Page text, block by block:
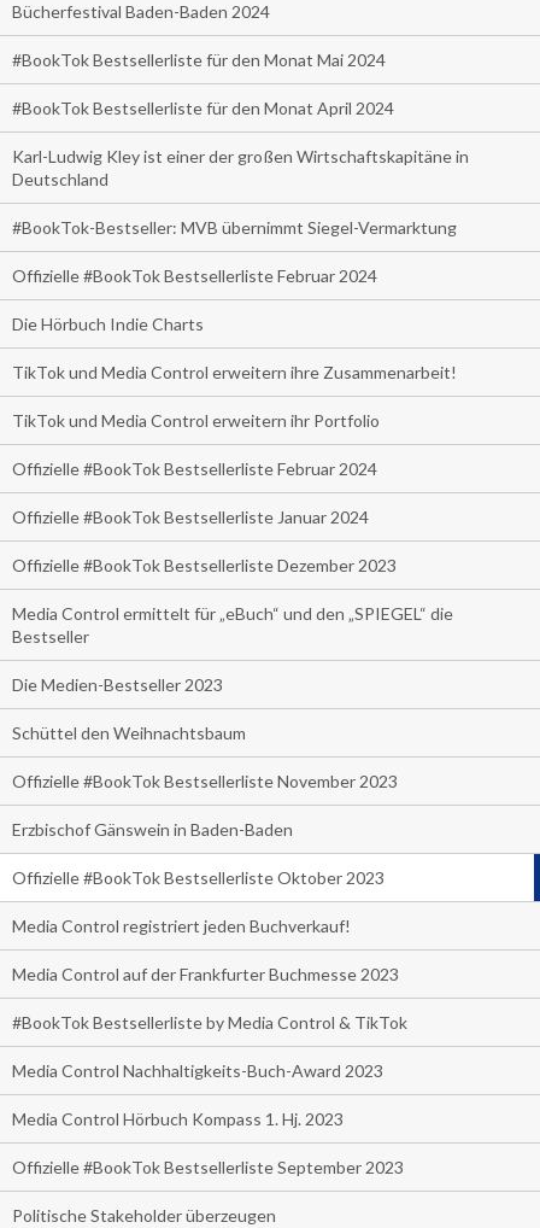
Bücherfestival Baden-Baden 2024
#BookTok Bestsellerliste für den Monat Mai 2024
#BookTok Bestsellerliste für den Monat April 2024
Karl-Ludwig Kley ist einer der großen Wirtschaftskapitäne in
Deutschland
#BookTok-Bestseller: MVB übernimmt Siegel-Vermarktung
Offizielle #BookTok Bestsellerliste Februar 2024
Die Hörbuch Indie Charts
TikTok und Media Control erweitern ihre Zusammenarbeit!
TikTok und Media Control erweitern ihr Portfolio
Offizielle #BookTok Bestsellerliste Februar 2024
Offizielle #BookTok Bestsellerliste Januar 2024
Offizielle #BookTok Bestsellerliste Dezember 2023
Media Control ermittelt für „eBuch“ und den „SPIEGEL“ die
Bestseller
Die Medien-Bestseller 2023
Schüttel den Weihnachtsbaum
Offizielle #BookTok Bestsellerliste November 2023
Erzbischof Gänswein in Baden-Baden
Offizielle #BookTok Bestsellerliste Oktober 2023
Media Control registriert jeden Buchverkauf!
Media Control auf der Frankfurter Buchmesse 2023
#BookTok Bestsellerliste by Media Control & TikTok
Media Control Nachhaltigkeits-Buch-Award 2023
Media Control Hörbuch Kompass 1. Hj. 2023
Offizielle #BookTok Bestsellerliste September 2023
Politische Stakeholder überzeugen